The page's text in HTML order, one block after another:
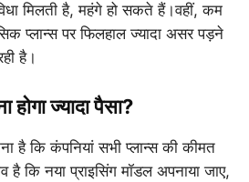
मिलती है, महंगे हो सकते हैं।वहीं, कम
प्लान्स पर फिलहाल ज्यादा असर पड़ने
है।
होगा ज्यादा पैसा?
है कि कंपनियां सभी प्लान्स की कीमत
है कि नया प्राइसिंग मॉडल अपनाया जाए,